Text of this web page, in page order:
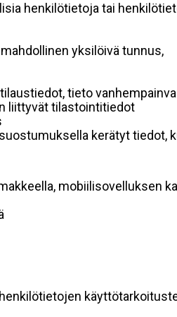
henkilötietoja tai
yksilöivä tunnus,
tieto
liittyvät tilastointitiedot
kerätyt tiedot,
mobiilisovelluksen